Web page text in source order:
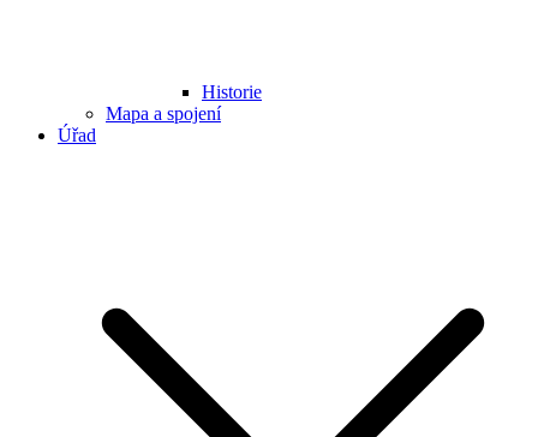
Historie
Mapa a spojení
Úřad